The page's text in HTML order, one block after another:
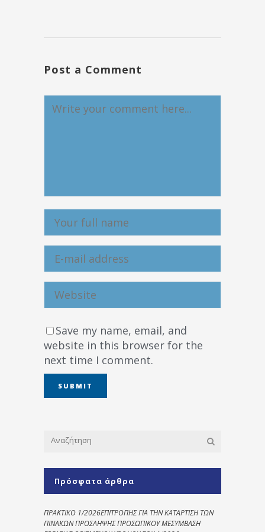
Post a Comment
Save my name, email, and
website in this browser for the
next time I comment.
Πρόσφατα άρθρα
ΠΡΑΚΤΙΚΟ 1/2026ΕΠΙΤΡΟΠΗΣ ΓΙΑ ΤΗΝ ΚΑΤΑΡΤΙΣΗ ΤΩΝ
ΠΙΝΑΚΩΝ ΠΡΟΣΛΗΨΗΣ ΠΡΟΣΩΠΙΚΟΥ ΜΕΣΥΜΒΑΣΗ